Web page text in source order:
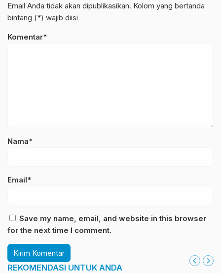
Email Anda tidak akan dipublikasikan. Kolom yang bertanda
bintang (*) wajib diisi
Komentar*
Nama*
Email*
Save my name, email, and website in this browser
for the next time I comment.
REKOMENDASI UNTUK ANDA